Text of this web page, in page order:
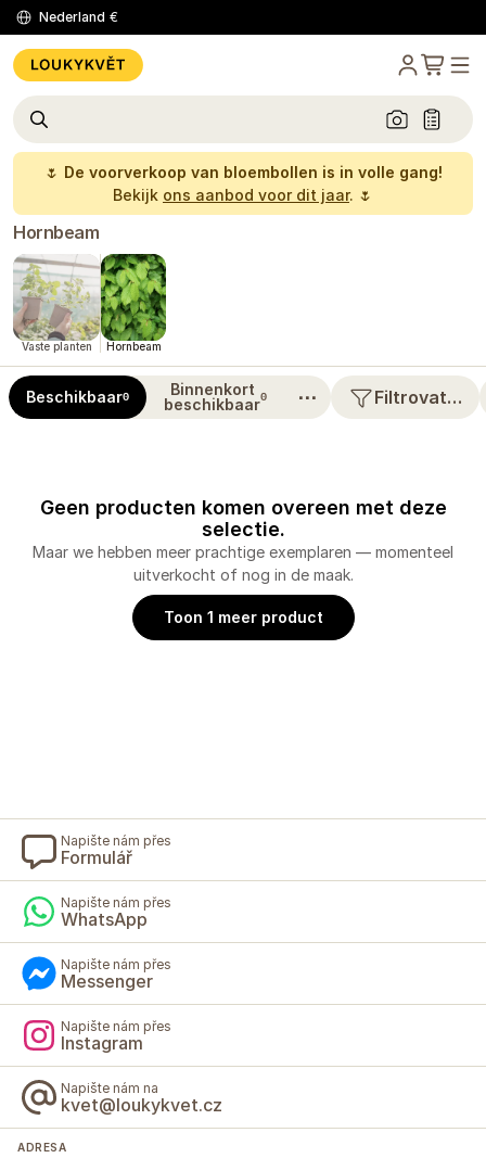
Nederland €
🌷 De voorverkoop van bloembollen is in volle gang!
Bekijk ons aanbod voor dit jaar. 🌷
Hornbeam
Vaste planten Hornbeam
Beschikbaar0
Binnenkort
beschikbaar0 ⋯ Filtrovat…
Geen producten komen overeen met deze
selectie.
Maar we hebben meer prachtige exemplaren — momenteel
uitverkocht of nog in de maak.
Toon 1 meer product
Napište nám přes
Formulář
Napište nám přes
WhatsApp
Napište nám přes
Messenger
Napište nám přes
Instagram
Napište nám na
kvet@loukykvet.cz
ADRESA